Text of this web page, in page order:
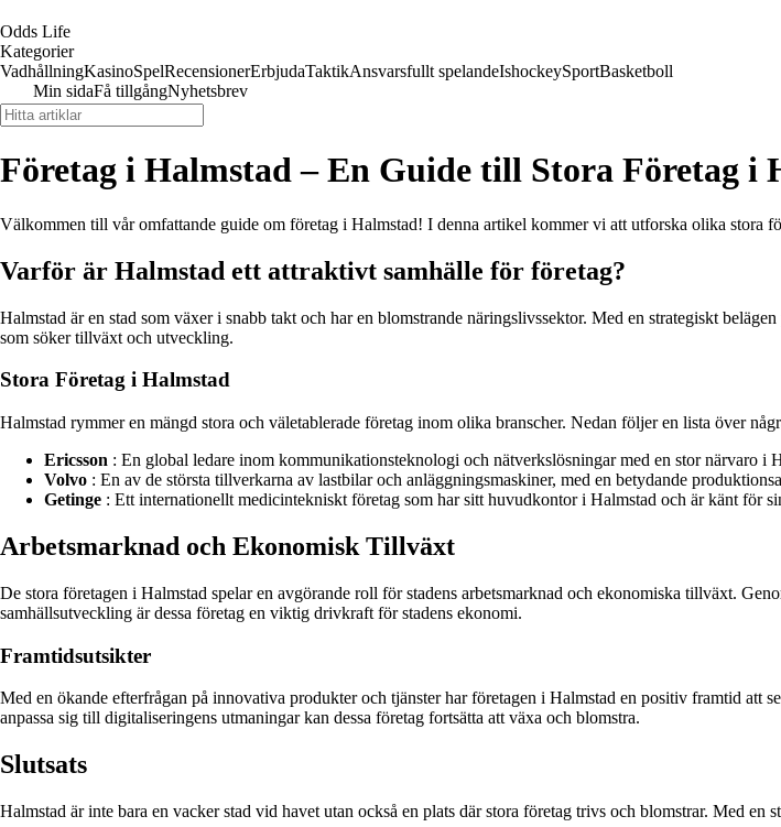
Odds Life
Kategorier
VadhållningKasinoSpelRecensionerErbjudaTaktikAnsvarsfullt spelandeIshockeySportBasketboll
Min sidaFå tillgångNyhetsbrev
Företag i Halmstad – En Guide till Stora Företag i
Välkommen till vår omfattande guide om företag i Halmstad! I denna artikel kommer vi att utforska olika stora
Varför är Halmstad ett attraktivt samhälle för företag?
Halmstad är en stad som växer i snabb takt och har en blomstrande näringslivssektor. Med en strategiskt
som söker tillväxt och utveckling.
Stora Företag i Halmstad
Halmstad rymmer en mängd stora och väletablerade företag inom olika branscher. Nedan följer en lista över
Ericsson : En global ledare inom kommunikationsteknologi och nätverkslösningar med en stor närvaro i
Volvo : En av de största tillverkarna av lastbilar och anläggningsmaskiner, med en betydande
Getinge : Ett internationellt medicintekniskt företag som har sitt huvudkontor i Halmstad och är känt för
Arbetsmarknad och Ekonomisk Tillväxt
De stora företagen i Halmstad spelar en avgörande roll för stadens arbetsmarknad och ekonomiska tillväxt.
samhällsutveckling är dessa företag en viktig drivkraft för stadens ekonomi.
Framtidsutsikter
Med en ökande efterfrågan på innovativa produkter och tjänster har företagen i Halmstad en positiv framtid att
anpassa sig till digitaliseringens utmaningar kan dessa företag fortsätta att växa och blomstra.
Slutsats
Halmstad är inte bara en vacker stad vid havet utan också en plats där stora företag trivs och blomstrar. Med